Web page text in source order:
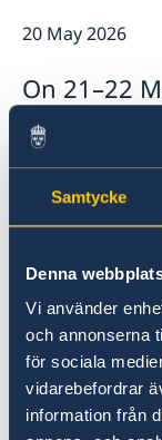
Samtycke
Denna
Vi använder
och annonserna
för sociala
vidarebefordrar
information från
20 May 2026
On 21–22
meeting of
Affairs in
This will be
hosted a
“Hosting a
a
an active and
Minister for
Stenergard.